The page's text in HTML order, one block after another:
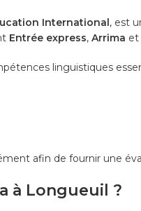
International, est
Entrée express, Arrima et
linguistiques
afin de fournir une
à Longueuil ?